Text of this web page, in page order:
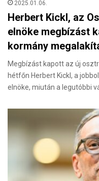
2025.01.06.
Herbert Kickl, az
elnöke megbízást
kormány
Megbízást kapott az új
hétfőn Herbert Kickl, a
elnöke, miután a legutóbbi